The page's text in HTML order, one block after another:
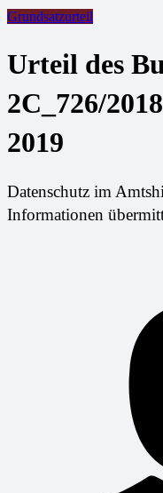
Grundsatzurteil
Urteil des
2C_726/
2019
Datenschutz im
Informationen